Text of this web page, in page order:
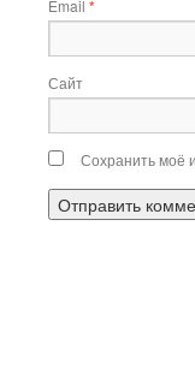
Email *
Сайт
Сохранить моё